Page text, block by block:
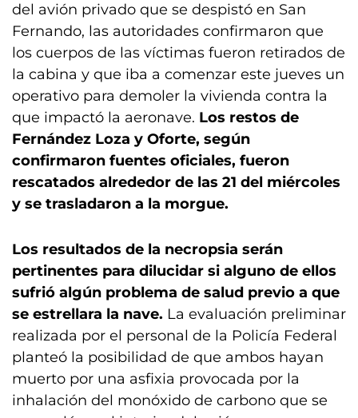
del avión privado que se despistó en San
Fernando, las autoridades confirmaron que
los cuerpos de las víctimas fueron retirados de
la cabina y que iba a comenzar este jueves un
operativo para demoler la vivienda contra la
que impactó la aeronave. Los restos de
Fernández Loza y Oforte, según
confirmaron fuentes oficiales, fueron
rescatados alrededor de las 21 del miércoles
y se trasladaron a la morgue.
Los resultados de la necropsia serán
pertinentes para dilucidar si alguno de ellos
sufrió algún problema de salud previo a que
se estrellara la nave. La evaluación preliminar
realizada por el personal de la Policía Federal
planteó la posibilidad de que ambos hayan
muerto por una asfixia provocada por la
inhalación del monóxido de carbono que se